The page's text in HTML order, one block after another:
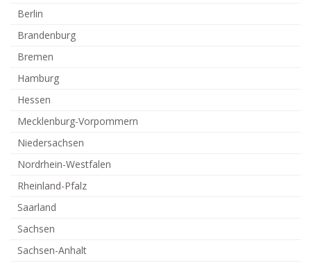
Berlin
Brandenburg
Bremen
Hamburg
Hessen
Mecklenburg-Vorpommern
Niedersachsen
Nordrhein-Westfalen
Rheinland-Pfalz
Saarland
Sachsen
Sachsen-Anhalt